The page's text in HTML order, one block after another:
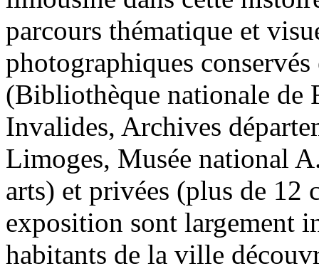
parcours thématique et
photographiques
(Bibliothèque nationale de
Invalides, Archives
Limoges, Musée national
arts) et privées (plus de 12
exposition sont largement
habitants de la ville